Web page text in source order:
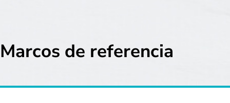
Marcos de referencia